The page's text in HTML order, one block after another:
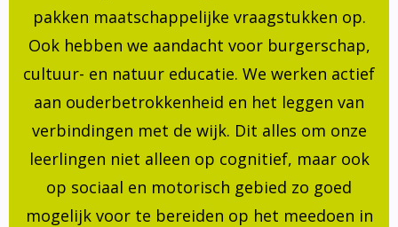
pakken maatschappelijke vraagstukken op.
Ook hebben we aandacht voor burgerschap,
cultuur- en natuur educatie. We werken actief
aan ouderbetrokkenheid en het leggen van
verbindingen met de wijk. Dit alles om onze
leerlingen niet alleen op cognitief, maar ook
op sociaal en motorisch gebied zo goed
mogelijk voor te bereiden op het meedoen in